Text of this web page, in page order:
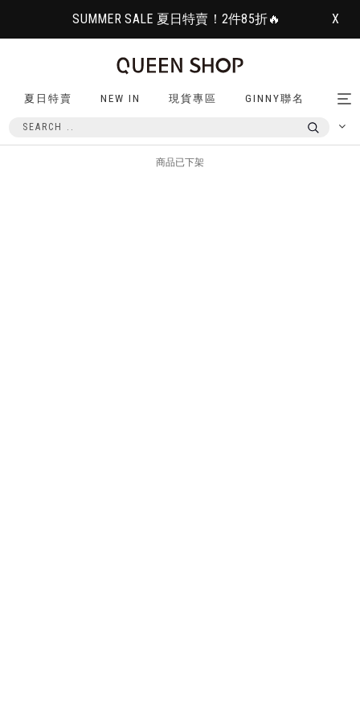
SUMMER SALE 夏日特賣！2件85折🔥 X
夏日特賣 NEW IN 現貨專區 GINNY聯名
商品已下架